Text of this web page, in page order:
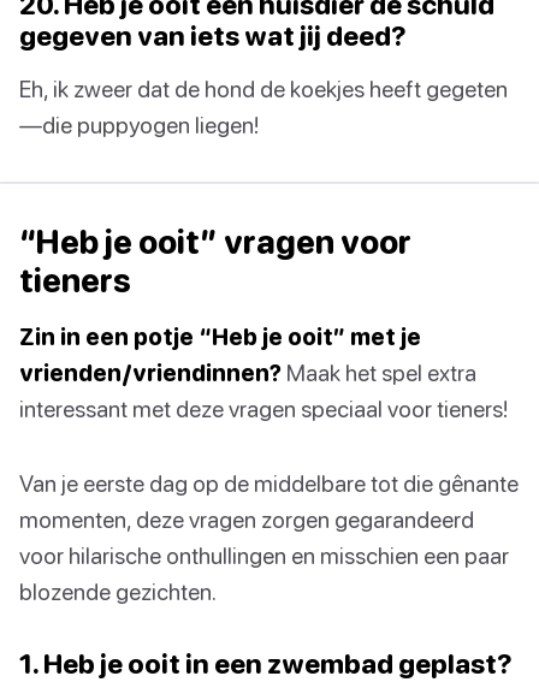
gegeven van iets wat jij deed?
Eh, ik zweer dat de hond de koekjes heeft gegeten
—die puppyogen liegen!
“Heb je ooit” vragen voor
tieners
Zin in een potje “Heb je ooit” met je
vrienden/vriendinnen? Maak het spel extra
interessant met deze vragen speciaal voor tieners!
Van je eerste dag op de middelbare tot die gênante
momenten, deze vragen zorgen gegarandeerd
voor hilarische onthullingen en misschien een paar
blozende gezichten.
1. Heb je ooit in een zwembad geplast?